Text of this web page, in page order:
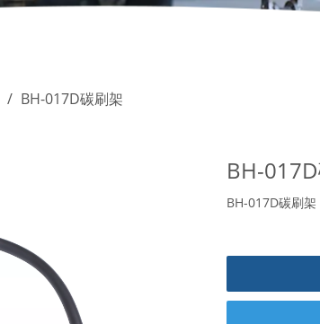
/ BH-017D碳刷架
BH-
BH-017D碳刷架